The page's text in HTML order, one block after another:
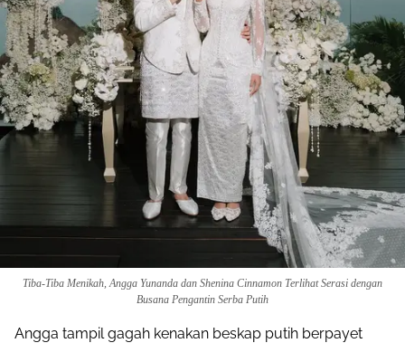
Tiba-Tiba Menikah, Angga Yunanda dan Shenina Cinnamon Terlihat Serasi dengan
Busana Pengantin Serba Putih
Angga tampil gagah kenakan beskap putih berpayet